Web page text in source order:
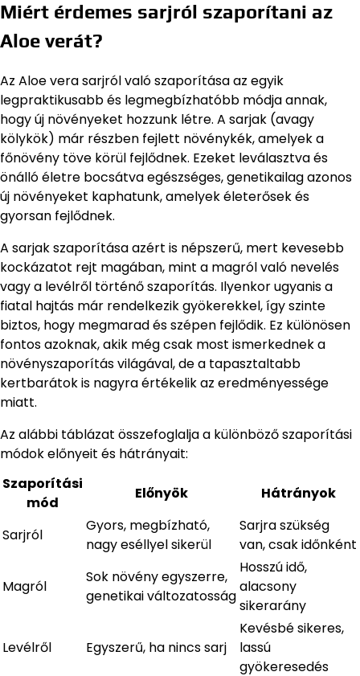
Miért érdemes sarjról szaporítani az
Aloe verát?
Az Aloe vera sarjról való szaporítása az egyik
legpraktikusabb és legmegbízhatóbb módja annak,
hogy új növényeket hozzunk létre. A sarjak (avagy
kölykök) már részben fejlett növénykék, amelyek a
főnövény töve körül fejlődnek. Ezeket leválasztva és
önálló életre bocsátva egészséges, genetikailag azonos
új növényeket kaphatunk, amelyek életerősek és
gyorsan fejlődnek.
A sarjak szaporítása azért is népszerű, mert kevesebb
kockázatot rejt magában, mint a magról való nevelés
vagy a levélről történő szaporítás. Ilyenkor ugyanis a
fiatal hajtás már rendelkezik gyökerekkel, így szinte
biztos, hogy megmarad és szépen fejlődik. Ez különösen
fontos azoknak, akik még csak most ismerkednek a
növényszaporítás világával, de a tapasztaltabb
kertbarátok is nagyra értékelik az eredményessége
miatt.
Az alábbi táblázat összefoglalja a különböző szaporítási
módok előnyeit és hátrányait:
Szaporítási
mód
Előnyök Hátrányok
Sarjról
Gyors, megbízható,
nagy eséllyel sikerül
Sarjra szükség
van, csak időnként
Magról
Sok növény egyszerre,
genetikai változatosság
Hosszú idő,
alacsony
sikerarány
Levélről Egyszerű, ha nincs sarj
Kevésbé sikeres,
lassú
gyökeresedés